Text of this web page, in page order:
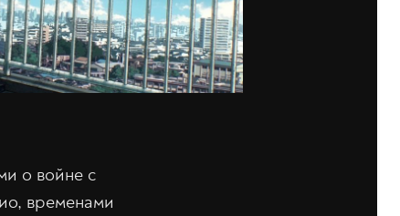
о войне с
временами